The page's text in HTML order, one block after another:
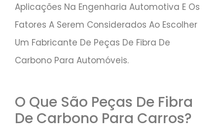
Aplicações Na Engenharia Automotiva E Os
Fatores A Serem Considerados Ao Escolher
Um Fabricante De Peças De Fibra De
Carbono Para Automóveis.
O Que São Peças De Fibra
De Carbono Para Carros?